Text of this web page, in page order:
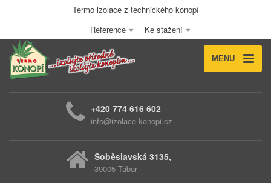
Termo izolace z technického konopí
Reference
Ke stažení
MENU
+420 774 616 602
info@izolace-konopi.cz
Soběslavská 3135,
39005 Tábor